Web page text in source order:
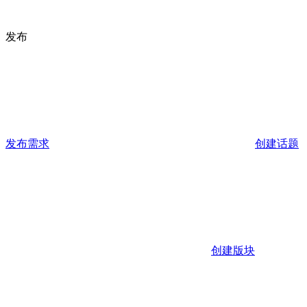
发布
发布需求 创建话题
创建版块